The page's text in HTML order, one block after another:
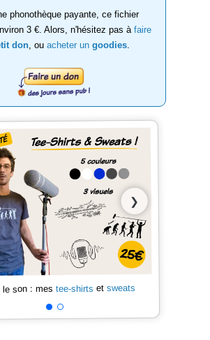
phonothèque payante, ce fichier
3 €. Alors, n'hésitez pas à faire
don , ou acheter un goodies
❯
le son : mes tee-shirts et sweats